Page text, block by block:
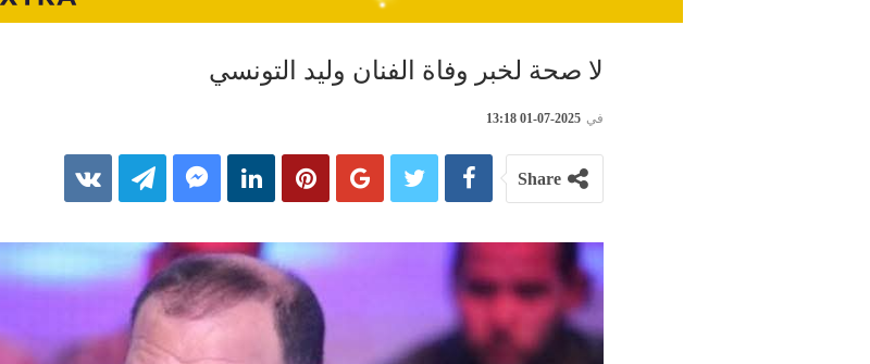
لا صحة لخبر وفاة الفنان وليد التونسي
في 2025-07-01 13:18
Share